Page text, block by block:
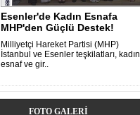
Esenler'de Kadın Esnafa
MHP'den Güçlü Destek!
Milliyetçi Hareket Partisi (MHP)
İstanbul ve Esenler teşkilatları, kadın
esnaf ve gir..
FOTO GALERİ